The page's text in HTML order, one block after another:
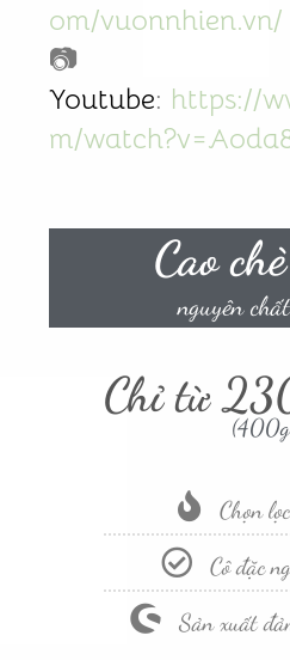
om/vuonnhien.vn/
📷
Youtube: https://
m/
Cao
nguyên
Chỉ từ
Chọn
Cô đặc
Sản xuất